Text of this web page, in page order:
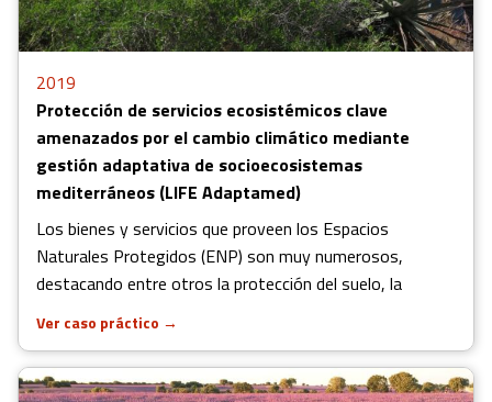
2019
Protección de servicios ecosistémicos clave
amenazados por el cambio climático mediante
gestión adaptativa de socioecosistemas
mediterráneos (LIFE Adaptamed)
Los bienes y servicios que proveen los Espacios
Naturales Protegidos (ENP) son muy numerosos,
destacando entre otros la protección del suelo, la
Ver caso práctico →